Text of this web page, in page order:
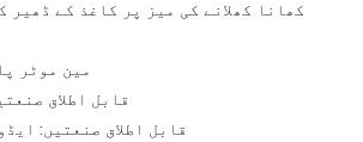
مین موٹر پاور: 6.2
قابل اطلاق
قابل اطلاق صنعتیں: